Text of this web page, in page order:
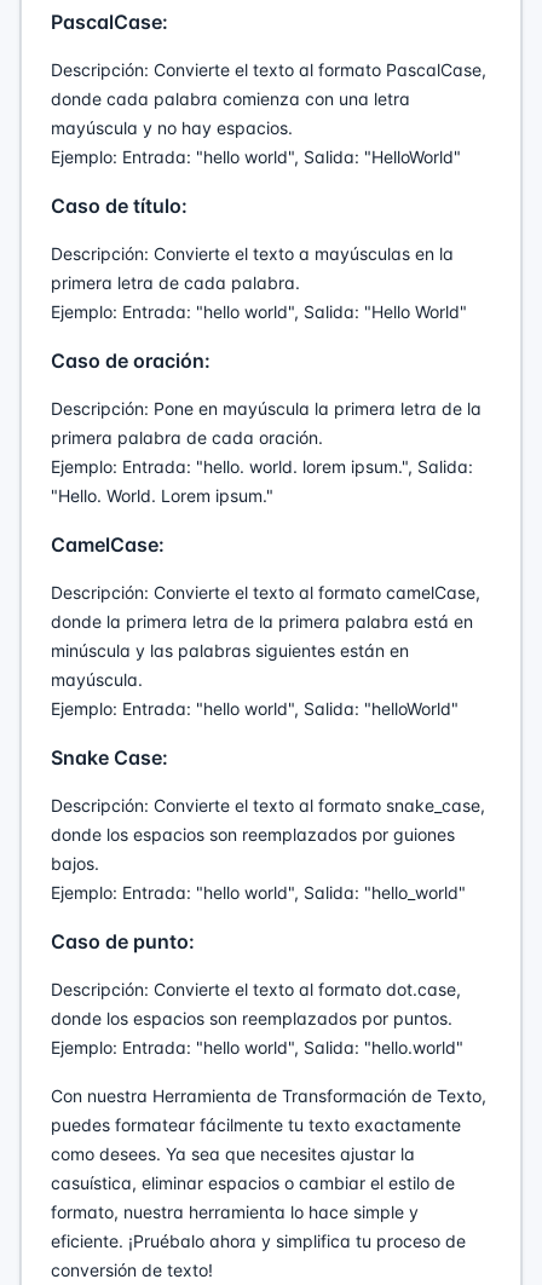
PascalCase:
Descripción: Convierte el texto al formato PascalCase,
donde cada palabra comienza con una letra
mayúscula y no hay espacios.
Ejemplo: Entrada: "hello world", Salida: "HelloWorld"
Caso de título:
Descripción: Convierte el texto a mayúsculas en la
primera letra de cada palabra.
Ejemplo: Entrada: "hello world", Salida: "Hello World"
Caso de oración:
Descripción: Pone en mayúscula la primera letra de la
primera palabra de cada oración.
Ejemplo: Entrada: "hello. world. lorem ipsum.", Salida:
"Hello. World. Lorem ipsum."
CamelCase:
Descripción: Convierte el texto al formato camelCase,
donde la primera letra de la primera palabra está en
minúscula y las palabras siguientes están en
mayúscula.
Ejemplo: Entrada: "hello world", Salida: "helloWorld"
Snake Case:
Descripción: Convierte el texto al formato snake_case,
donde los espacios son reemplazados por guiones
bajos.
Ejemplo: Entrada: "hello world", Salida: "hello_world"
Caso de punto:
Descripción: Convierte el texto al formato dot.case,
donde los espacios son reemplazados por puntos.
Ejemplo: Entrada: "hello world", Salida: "hello.world"
Con nuestra Herramienta de Transformación de Texto,
puedes formatear fácilmente tu texto exactamente
como desees. Ya sea que necesites ajustar la
casuística, eliminar espacios o cambiar el estilo de
formato, nuestra herramienta lo hace simple y
eficiente. ¡Pruébalo ahora y simplifica tu proceso de
conversión de texto!